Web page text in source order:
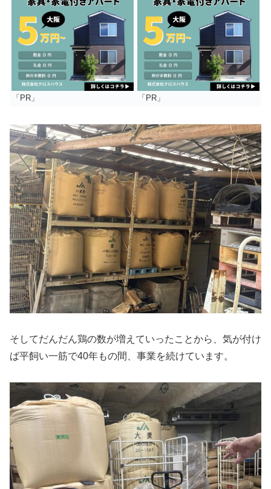
「PR」 「PR」
そしてだんだん鶏の数が増えていったことから、気が付け
ば平飼い一筋で40年もの間、事業を続けています。